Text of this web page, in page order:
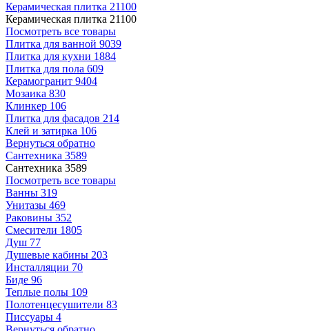
Керамическая плитка 21100
Керамическая плитка 21100
Посмотреть все товары
Плитка для ванной 9039
Плитка для кухни 1884
Плитка для пола 609
Керамогранит 9404
Мозаика 830
Клинкер 106
Плитка для фасадов 214
Клей и затирка 106
Вернуться обратно
Сантехника 3589
Сантехника 3589
Посмотреть все товары
Ванны 319
Унитазы 469
Раковины 352
Смесители 1805
Душ 77
Душевые кабины 203
Инсталляции 70
Биде 96
Теплые полы 109
Полотенцесушители 83
Писсуары 4